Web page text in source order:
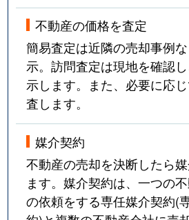
不動産の価格を査定
簡易査定は近隣の売却事例
示。訪問査定は現地を確認
示します。また、必要に応
査します。
媒介契約
不動産の売却を決断したら
ます。媒介契約は、一つの
の依頼をする専任媒介契約(